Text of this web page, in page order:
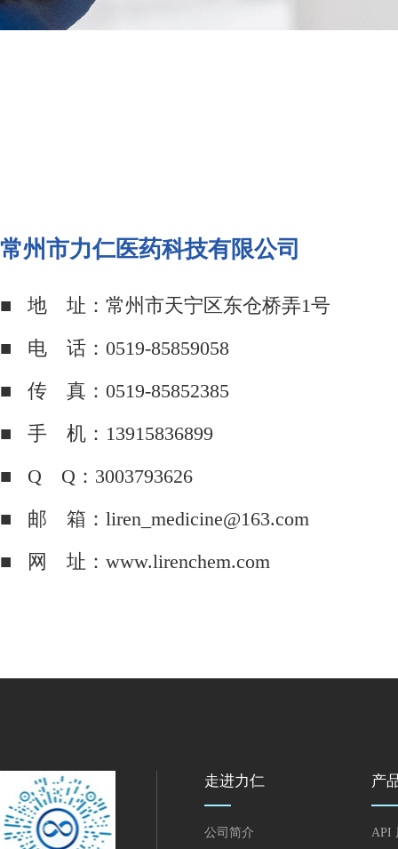
常州市力仁医药科技有限公司
■ 地 址：常州市天宁区东仓桥弄1号
■ 电 话：0519-85859058
■ 传 真：0519-85852385
■ 手 机：13915836899
■ Q Q：3003793626
■ 邮 箱：liren_medicine@163.com
■ 网 址： www.lirenchem.com
走进力仁
公司简介
产
API